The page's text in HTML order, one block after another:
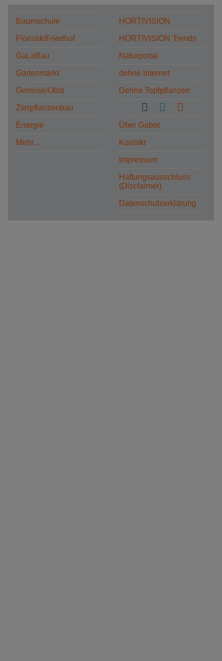
Baumschule
Floristik/Friedhof
GaLaBau
Gartenmarkt
Gemüse/Obst
Zierpflanzenbau
Energie
Mehr...
HORTIVISION
HORTIVISION Trends
Naturportal
dehne internet
Dehne Topfpflanzen
Über Gabot
Kontakt
Impressum
Haftungsausschluss
(Disclaimer)
Datenschutzerklärung